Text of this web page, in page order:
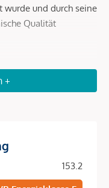
wurde und durch seine
Qualität
Die
Abstellräume und
+
153.2